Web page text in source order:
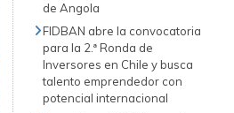
de Angola
FIDBAN abre la convocatoria
para la 2.ª Ronda de
Inversores en Chile y busca
talento emprendedor con
potencial internacional